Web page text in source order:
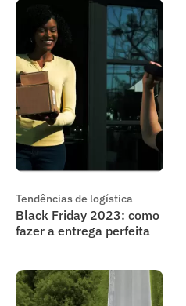
Tendências de logística
Black Friday 2023: como
fazer a entrega perfeita